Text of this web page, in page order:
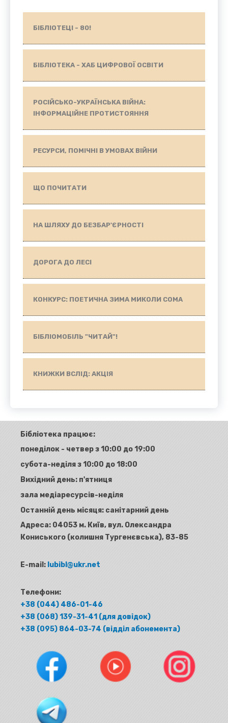
БІБЛІОТЕЦІ - 80!
БІБЛІОТЕКА - ХАБ ЦИФРОВОЇ ОСВІТИ
РОСІЙСЬКО-УКРАЇНСЬКА ВІЙНА:
ІНФОРМАЦІЙНЕ ПРОТИСТОЯННЯ
РЕСУРСИ, ПОМІЧНІ В УМОВАХ ВІЙНИ
ЩО ПОЧИТАТИ
НА ШЛЯХУ ДО БЕЗБАР'ЄРНОСТІ
ДОРОГА ДО ЛЕСІ
КОНКУРС: ПОЕТИЧНА ЗИМА МИКОЛИ СОМА
БІБЛІОМОБІЛЬ "ЧИТАЙ"!
КНИЖКИ ВСЛІД: АКЦІЯ
Бібліотека працює:
понеділок - четвер з 10:00 до 19:00
субота-неділя з 10:00 до 18:00
Вихідний день: п'ятниця
зала медіаресурсів-неділя
Останній день місяця: санітарний день
Адреса: 04053 м. Київ, вул. Олександра
Кониського (колишня Тургенєвська), 83-85
E-mail: lubibl@ukr.net
Телефони:
+38 (044) 486-01-46
+38 (068) 139-31-41 (для довідок)
+38 (095) 864-03-74 (відділ абонемента)